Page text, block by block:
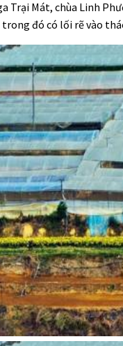
Trại Mát, chùa Linh
đó có lối rẽ vào